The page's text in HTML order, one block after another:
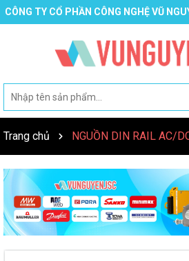
CÔNG TY CỔ PHẦN CÔNG NGHỆ VŨ
Trang chủ NGUỒN DIN RAIL AC/